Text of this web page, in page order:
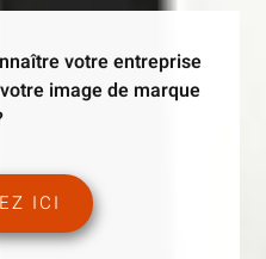
votre entreprise
image de marque
ICI